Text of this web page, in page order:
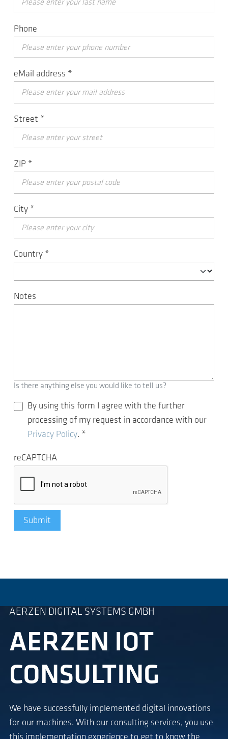
Phone
eMail address *
Street *
ZIP *
City *
Country *
Notes
Is there anything else you would like to tell us?
By using this form I agree with the further
processing of my request in accordance with our
Privacy Policy. *
reCAPTCHA
Submit
AERZEN DIGITAL SYSTEMS GMBH
AERZEN IOT
CONSULTING
We have successfully implemented digital innovations
for our machines. With our consulting services, you use